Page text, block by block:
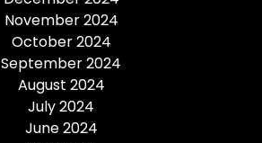
November 2024
October 2024
September 2024
August 2024
July 2024
June 2024